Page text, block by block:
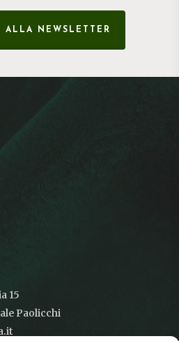
ALLA NEWSLETTER
15
Paolicchi